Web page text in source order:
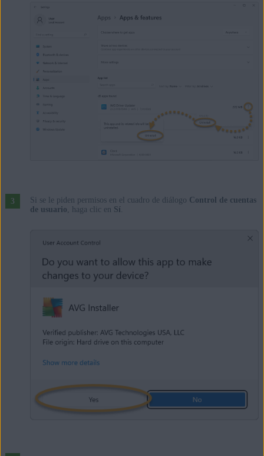
Si se le piden permisos en el cuadro de diálogo Control de cuentas
de usuario , haga clic en Sí